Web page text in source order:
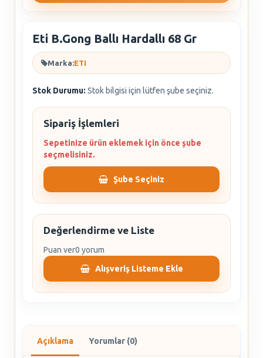
Eti B.Gong Ballı Hardallı 68 Gr
Marka:ETI
Stok Durumu: Stok bilgisi için lütfen şube seçiniz.
Sipariş İşlemleri
Sepetinize ürün eklemek için önce şube
seçmelisiniz.
Şube Seçiniz
Değerlendirme ve Liste
Puan ver0 yorum
Alışveriş Listeme Ekle
Açıklama Yorumlar (0)